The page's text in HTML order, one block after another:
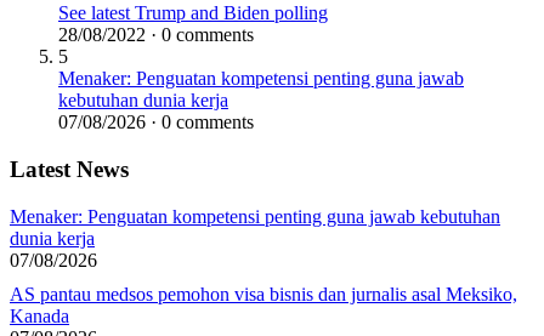
See latest Trump and Biden polling
28/08/2022 · 0 comments
5
Menaker: Penguatan kompetensi penting guna jawab
kebutuhan dunia kerja
07/08/2026 · 0 comments
Latest News
Menaker: Penguatan kompetensi penting guna jawab kebutuhan
dunia kerja
07/08/2026
AS pantau medsos pemohon visa bisnis dan jurnalis asal Meksiko,
Kanada